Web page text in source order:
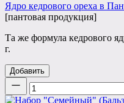
Ядро кедрового ореха в
[пантовая продукция]
Та же формула кедрового
г.
Добавить
Количество